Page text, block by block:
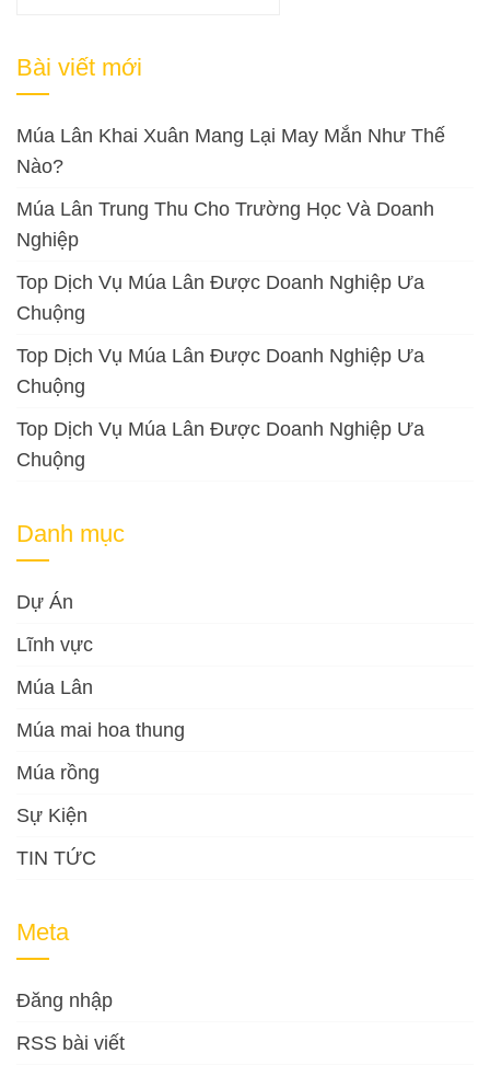
Bài viết mới
Múa Lân Khai Xuân Mang Lại May Mắn Như Thế
Nào?
Múa Lân Trung Thu Cho Trường Học Và Doanh
Nghiệp
Top Dịch Vụ Múa Lân Được Doanh Nghiệp Ưa
Chuộng
Top Dịch Vụ Múa Lân Được Doanh Nghiệp Ưa
Chuộng
Top Dịch Vụ Múa Lân Được Doanh Nghiệp Ưa
Chuộng
Danh mục
Dự Án
Lĩnh vực
Múa Lân
Múa mai hoa thung
Múa rồng
Sự Kiện
TIN TỨC
Meta
Đăng nhập
RSS bài viết